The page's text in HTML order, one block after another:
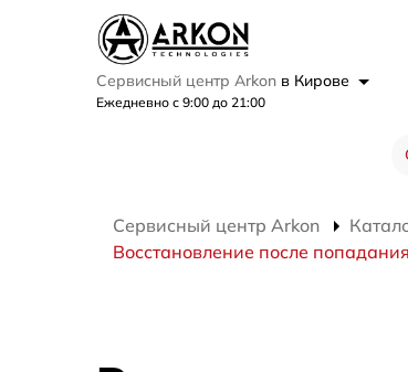
Сервисный центр Arkon в Кирове
Ежедневно с 9:00 до 21:00
Сервисный центр Arkon
Восстановление после